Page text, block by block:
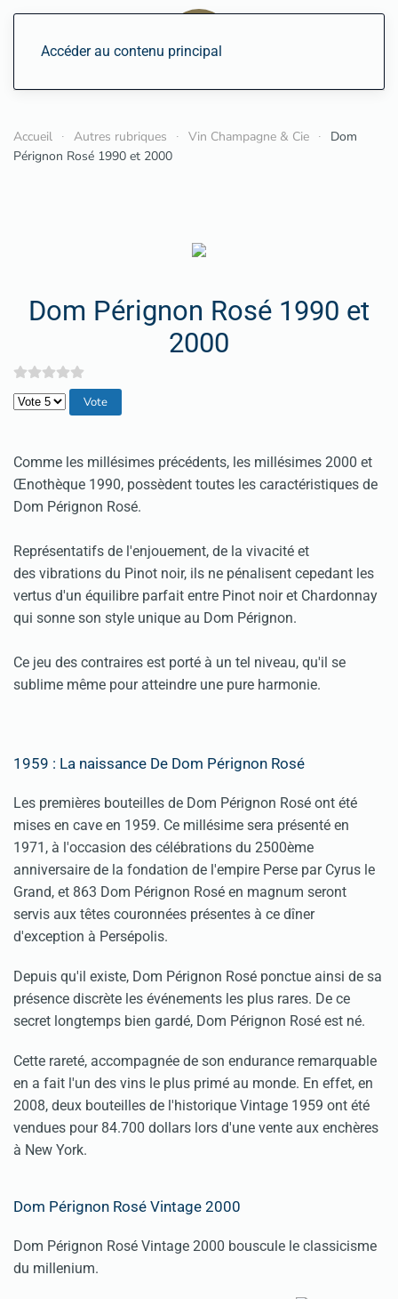
Accéder au contenu principal
Accueil Autres rubriques Vin Champagne & Cie
Dom
Pérignon Rosé 1990 et 2000
Dom Pérignon Rosé 1990 et
2000
Veuillez voter
Comme les millésimes précédents, les millésimes 2000 et
Œnothèque 1990, possèdent toutes les caractéristiques de
Dom Pérignon Rosé.
Représentatifs de l'enjouement, de la vivacité et
des vibrations du Pinot noir, ils ne pénalisent cepedant les
vertus d'un équilibre parfait entre Pinot noir et Chardonnay
qui sonne son style unique au Dom Pérignon.
Ce jeu des contraires est porté à un tel niveau, qu'il se
sublime même pour atteindre une pure harmonie.
1959 : La naissance De Dom Pérignon Rosé
Les premières bouteilles de Dom Pérignon Rosé ont été
mises en cave en 1959. Ce millésime sera présenté en
1971, à l'occasion des célébrations du 2500ème
anniversaire de la fondation de l'empire Perse par Cyrus le
Grand, et 863 Dom Pérignon Rosé en magnum seront
servis aux têtes couronnées présentes à ce dîner
d'exception à Persépolis.
Depuis qu'il existe, Dom Pérignon Rosé ponctue ainsi de sa
présence discrète les événements les plus rares. De ce
secret longtemps bien gardé, Dom Pérignon Rosé est né.
Cette rareté, accompagnée de son endurance remarquable
en a fait l'un des vins le plus primé au monde. En effet, en
2008, deux bouteilles de l'historique Vintage 1959 ont été
vendues pour 84.700 dollars lors d'une vente aux enchères
à New York.
Dom Pérignon Rosé Vintage 2000
Dom Pérignon Rosé Vintage 2000 bouscule le classicisme
du millenium.